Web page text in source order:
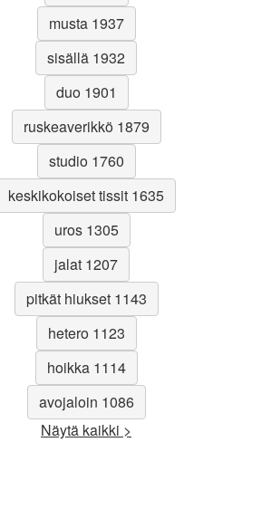
musta 1937
sisällä 1932
duo 1901
ruskeaverikkö 1879
studio 1760
keskikokoiset tissit 1635
uros 1305
jalat 1207
pitkät hiukset 1143
hetero 1123
hoikka 1114
avojaloin 1086
Näytä kaikki >